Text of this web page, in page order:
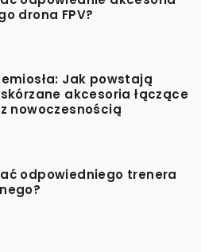
drona FPV?
Jak powstają
akcesoria łączące
nowoczesnością
odpowiedniego trenera